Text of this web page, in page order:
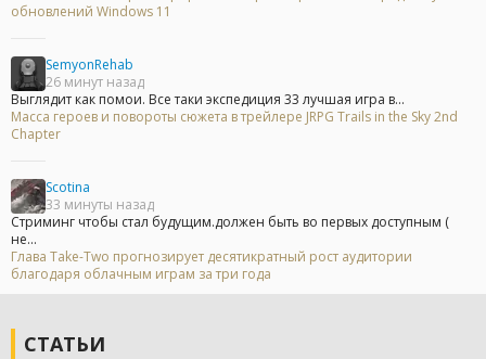
обновлений Windows 11
SemyonRehab
26 минут назад
Выглядит как помои. Все таки экспедиция 33 лучшая игра в...
Масса героев и повороты сюжета в трейлере JRPG Trails in the Sky 2nd
Chapter
Scotina
33 минуты назад
Стриминг чтобы стал будущим.должен быть во первых доступным (
не...
Глава Take-Two прогнозирует десятикратный рост аудитории
благодаря облачным играм за три года
СТАТЬИ